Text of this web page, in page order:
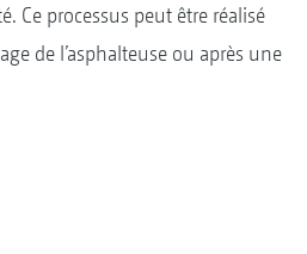
Ce processus peut être réalisé
de l’asphalteuse ou après une